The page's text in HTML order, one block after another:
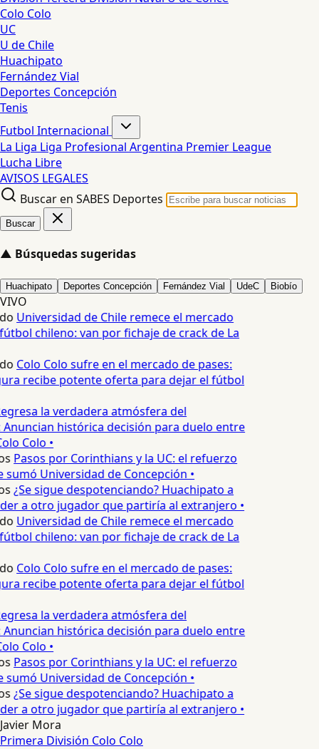
Colo Colo
UC
U de Chile
Huachipato
Fernández Vial
Deportes Concepción
Tenis
Futbol Internacional
La Liga Liga Profesional Argentina Premier League
Lucha Libre
AVISOS LEGALES
Buscar en SABES Deportes
Buscar
▲ Búsquedas sugeridas
Huachipato Deportes Concepción Fernández Vial UdeC Biobío
VIVO
Universidad de Chile remece el mercado
chileno: van por fichaje de crack de La
Colo Colo sufre en el mercado de pases:
recibe potente oferta para dejar el fútbol
la verdadera atmósfera del
histórica decisión para duelo entre
Colo •
Pasos por Corinthians y la UC: el refuerzo
Universidad de Concepción •
¿Se sigue despotenciando? Huachipato a
a otro jugador que partiría al extranjero •
Universidad de Chile remece el mercado
chileno: van por fichaje de crack de La
Colo Colo sufre en el mercado de pases:
recibe potente oferta para dejar el fútbol
la verdadera atmósfera del
histórica decisión para duelo entre
Colo •
Pasos por Corinthians y la UC: el refuerzo
Universidad de Concepción •
¿Se sigue despotenciando? Huachipato a
a otro jugador que partiría al extranjero •
Javier Mora
Primera División Colo Colo